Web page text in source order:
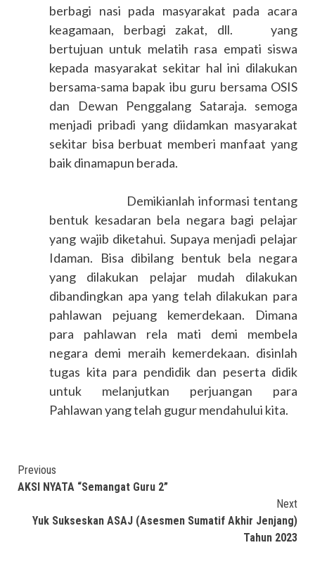
berbagi nasi pada masyarakat pada acara
keagamaan, berbagi zakat, dll. yang
bertujuan untuk melatih rasa empati siswa
kepada masyarakat sekitar hal ini dilakukan
bersama-sama bapak ibu guru bersama OSIS
dan Dewan Penggalang Sataraja. semoga
menjadi pribadi yang diidamkan masyarakat
sekitar bisa berbuat memberi manfaat yang
baik dinamapun berada.
Demikianlah informasi tentang
bentuk kesadaran bela negara bagi pelajar
yang wajib diketahui. Supaya menjadi pelajar
Idaman. Bisa dibilang bentuk bela negara
yang dilakukan pelajar mudah dilakukan
dibandingkan apa yang telah dilakukan para
pahlawan pejuang kemerdekaan. Dimana
para pahlawan rela mati demi membela
negara demi meraih kemerdekaan. disinlah
tugas kita para pendidik dan peserta didik
untuk melanjutkan perjuangan para
Pahlawan yang telah gugur mendahului kita.
Continue
Reading
Previous
AKSI NYATA “Semangat Guru 2”
Next
Yuk Sukseskan ASAJ (Asesmen Sumatif Akhir Jenjang)
Tahun 2023